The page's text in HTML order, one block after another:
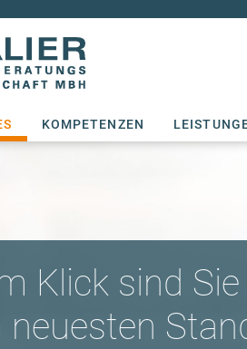
KOMPETENZEN
Klick sind